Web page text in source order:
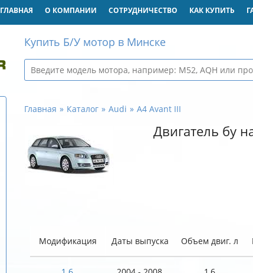
ГЛАВНАЯ О КОМПАНИИ СОТРУДНИЧЕСТВО КАК КУПИТЬ
Купить Б/У мотор в Минске
Главная Каталог Audi A4 Avant III
Двигатель бу
Модификация Даты выпуска Объем двиг. л